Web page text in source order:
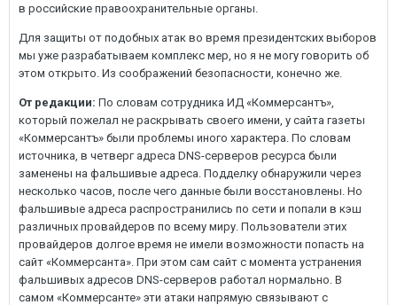
в российские правоохранительные органы.
Для защиты от подобных атак во время президентских выборов
мы уже разрабатываем комплекс мер, но я не могу говорить об
этом открыто. Из соображений безопасности, конечно же.
От редакции: По словам сотрудника ИД «Коммерсантъ»,
который пожелал не раскрывать своего имени, у сайта газеты
«Коммерсантъ» были проблемы иного характера. По словам
источника, в четверг адреса DNS-серверов ресурса были
заменены на фальшивые адреса. Подделку обнаружили через
несколько часов, после чего данные были восстановлены. Но
фальшивые адреса распространились по сети и попали в кэш
различных провайдеров по всему миру. Пользователи этих
провайдеров долгое время не имели возможности попасть на
сайт «Коммерсанта». При этом сам сайт с момента устранения
фальшивых адресов DNS-серверов работал нормально. В
самом «Коммерсанте» эти атаки напрямую связывают с